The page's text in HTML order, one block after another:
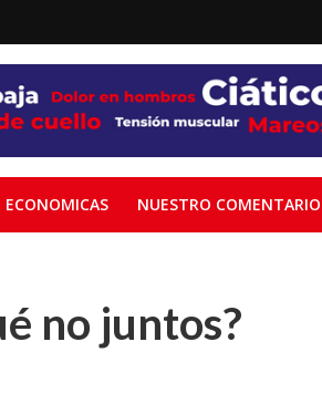
ECONOMICAS NUESTRO COMENTARIO
no juntos?